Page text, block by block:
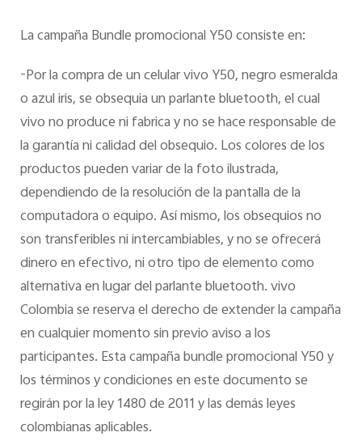
La campaña Bundle promocional Y50 consiste en:
-Por la compra de un celular vivo Y50, negro esmeralda
o azul iris, se obsequia un parlante bluetooth, el cual
vivo no produce ni fabrica y no se hace responsable de
la garantía ni calidad del obsequio. Los colores de los
productos pueden variar de la foto ilustrada,
dependiendo de la resolución de la pantalla de la
computadora o equipo. Así mismo, los obsequios no
son transferibles ni intercambiables, y no se ofrecerá
dinero en efectivo, ni otro tipo de elemento como
alternativa en lugar del parlante bluetooth. vivo
Colombia se reserva el derecho de extender la campaña
en cualquier momento sin previo aviso a los
participantes. Esta campaña bundle promocional Y50 y
los términos y condiciones en este documento se
regirán por la ley 1480 de 2011 y las demás leyes
colombianas aplicables.